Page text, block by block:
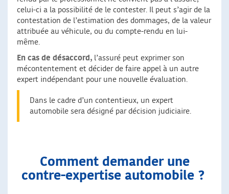
celui-ci a la possibilité de le contester. Il peut s’agir de la
contestation de l’estimation des dommages, de la valeur
attribuée au véhicule, ou du compte-rendu en lui-
même.
En cas de désaccord, l’assuré peut exprimer son
mécontentement et décider de faire appel à un autre
expert indépendant pour une nouvelle évaluation.
Dans le cadre d’un contentieux, un expert
automobile sera désigné par décision judiciaire.
Comment demander une
contre-expertise automobile ?